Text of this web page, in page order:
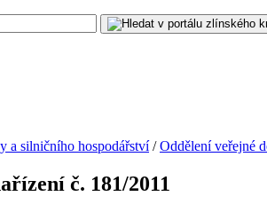
a silničního hospodářství/Oddělení veřejné
č. 181/2011